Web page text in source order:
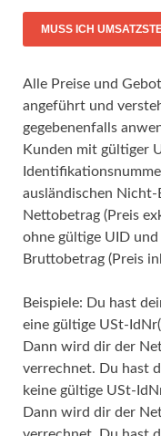
MUSS ICH
Alle Preise und
angeführt und
gegebenenfalls
Kunden mit gültiger
ausländischen
Nettobetrag (Preis
ohne gültige UID
Bruttobetrag (Preis
Beispiele: Du hast
eine gültige USt-
Dann wird dir der
verrechnet. Du hast
keine gültige USt-
Dann wird dir der